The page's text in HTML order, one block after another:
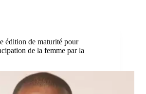
édition de maturité pour
de la femme par la